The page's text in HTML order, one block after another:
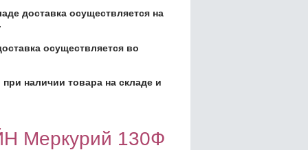
доставка осуществляется на
осуществляется во
наличии товара на складе и
Меркурий 130Ф